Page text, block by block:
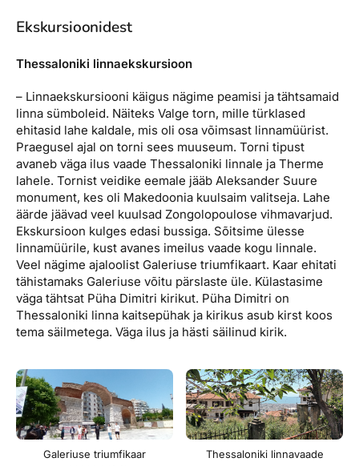
Ekskursioonidest
Thessaloniki linnaekskursioon
– Linnaekskursiooni käigus nägime peamisi ja tähtsamaid
linna sümboleid. Näiteks Valge torn, mille türklased
ehitasid lahe kaldale, mis oli osa võimsast linnamüürist.
Praegusel ajal on torni sees muuseum. Torni tipust
avaneb väga ilus vaade Thessaloniki linnale ja Therme
lahele. Tornist veidike eemale jääb Aleksander Suure
monument, kes oli Makedoonia kuulsaim valitseja. Lahe
äärde jäävad veel kuulsad Zongolopoulose vihmavarjud.
Ekskursioon kulges edasi bussiga. Sõitsime ülesse
linnamüürile, kust avanes imeilus vaade kogu linnale.
Veel nägime ajaloolist Galeriuse triumfikaart. Kaar ehitati
tähistamaks Galeriuse võitu pärslaste üle. Külastasime
väga tähtsat Püha Dimitri kirikut. Püha Dimitri on
Thessaloniki linna kaitsepühak ja kirikus asub kirst koos
tema säilmetega. Väga ilus ja hästi säilinud kirik.
Galeriuse triumfikaar
Thessaloniki linnavaade